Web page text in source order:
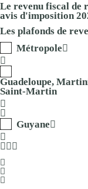
Le revenu fiscal de
avis d'imposition
Les plafonds de
Métropole
Guadeloupe,
Saint-Martin
Guyane